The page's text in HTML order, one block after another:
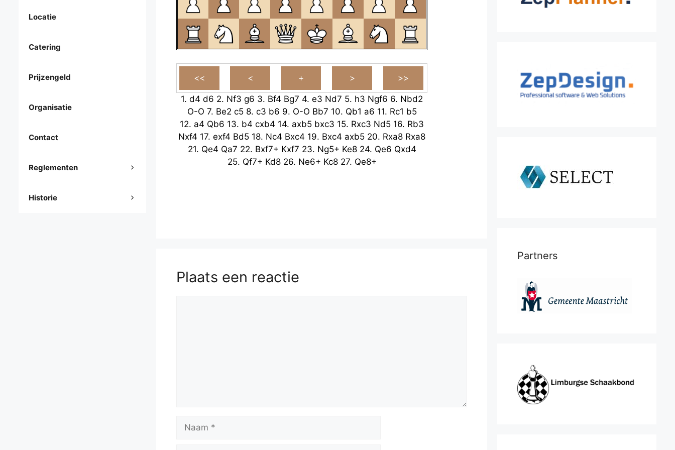
1. d4 d6 2. Nf3 g6 3. Bf4 Bg7 4. e3 Nd7 5. h3 Ngf6 6. Nbd2
O-O 7. Be2 c5 8. c3 b6 9. O-O Bb7 10. Qb1 a6 11. Rc1 b5
12. a4 Qb6 13. b4 cxb4 14. axb5 bxc3 15. Rxc3 Nd5 16. Rb3
Nxf4 17. exf4 Bd5 18. Nc4 Bxc4 19. Bxc4 axb5 20. Rxa8 Rxa8
21. Qe4 Qa7 22. Bxf7+ Kxf7 23. Ng5+ Ke8 24. Qe6 Qxd4
25. Qf7+ Kd8 26. Ne6+ Kc8 27. Qe8+
Plaats een reactie
Locatie
Catering
Prijzengeld
Organisatie
Contact
Reglementen
Historie
Partners